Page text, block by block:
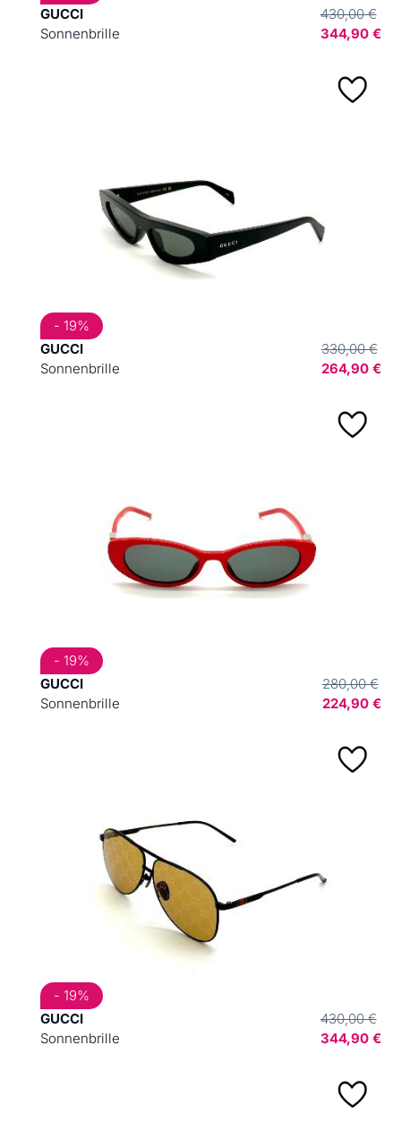
GUCCI
Sonnenbrille
430,00 €
344,90 €
GUCCI
Sonnenbrille
330,00 €
264,90 €
- 19%
GUCCI
Sonnenbrille
280,00 €
224,90 €
- 19%
GUCCI
Sonnenbrille
430,00 €
344,90 €
- 19%